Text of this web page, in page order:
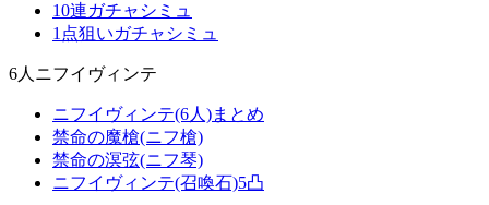
10連ガチャシミュ
1点狙いガチャシミュ
6人ニフイヴィンテ
ニフイヴィンテ(6人)まとめ
禁命の魔槍(ニフ槍)
禁命の溟弦(ニフ琴)
ニフイヴィンテ(召喚石)5凸